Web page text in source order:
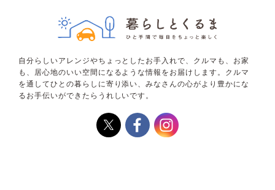
自分らしいアレンジやちょっとしたお手入れで、クルマも、お家
も、居心地のいい空間になるような情報をお届けします。クルマ
を通してひとの暮らしに寄り添い、みなさんの心がより豊かにな
るお手伝いができたらうれしいです。